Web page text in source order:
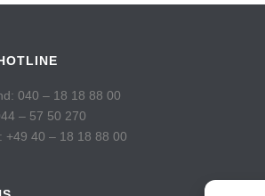
040 – 18 18 88 00
– 57 50 270
+49 40 – 18 18 88 00